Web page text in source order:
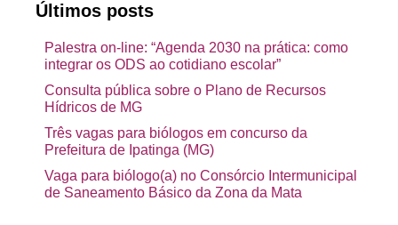
Últimos posts
Palestra on-line: “Agenda 2030 na prática: como
integrar os ODS ao cotidiano escolar”
Consulta pública sobre o Plano de Recursos
Hídricos de MG
Três vagas para biólogos em concurso da
Prefeitura de Ipatinga (MG)
Vaga para biólogo(a) no Consórcio Intermunicipal
de Saneamento Básico da Zona da Mata